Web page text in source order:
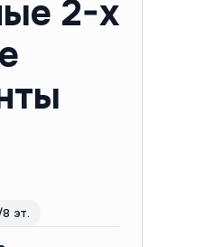
2-х
эт.